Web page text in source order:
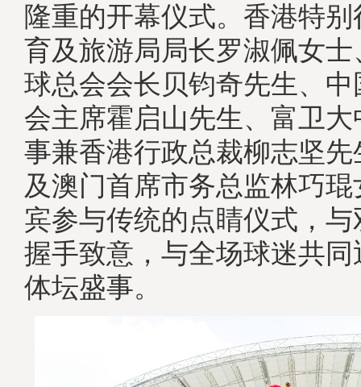
隆重的开幕仪式。香港特
育及旅游局局长罗淑佩女
球总会会长贝钧奇先生、
会主席霍启山先生、富卫
事兼香港行政总裁柳志坚
及澳门首席市务总监林巧
宾参与传统的点睛仪式，
握手致意，与全场球迷共
体坛盛事。